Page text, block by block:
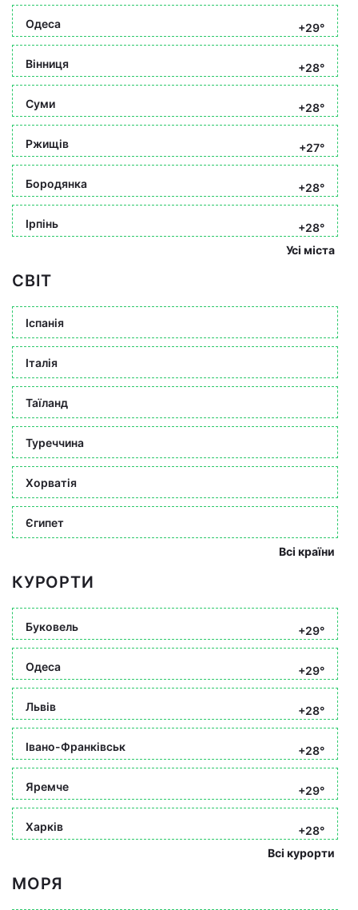
Одеса +29°
Вінниця +28°
Суми +28°
Ржищів +27°
Бородянка +28°
Ірпінь
+28°
Усі міста
СВІТ
Іспанія
Італія
Таїланд
Туреччина
Хорватія
Єгипет
Всі країни
КУРОРТИ
Буковель +29°
Одеса +29°
Львів +28°
Івано-Франківськ +28°
Яремче +29°
Харків
+28°
Всі курорти
МОРЯ